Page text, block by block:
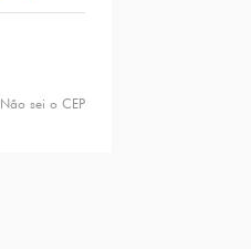
Não sei o CEP